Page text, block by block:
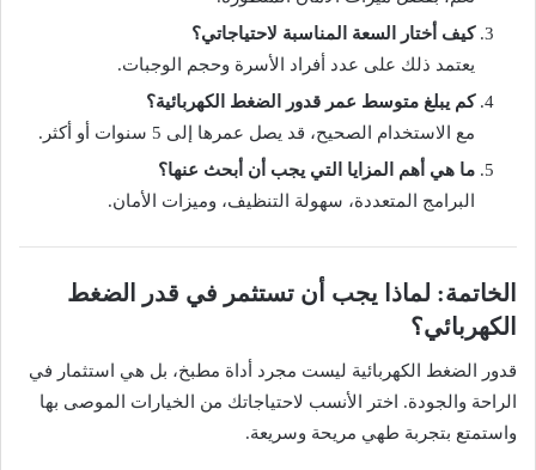
كيف أختار السعة المناسبة لاحتياجاتي؟
يعتمد ذلك على عدد أفراد الأسرة وحجم الوجبات.
كم يبلغ متوسط عمر قدور الضغط الكهربائية؟
مع الاستخدام الصحيح، قد يصل عمرها إلى 5 سنوات أو أكثر.
ما هي أهم المزايا التي يجب أن أبحث عنها؟
البرامج المتعددة، سهولة التنظيف، وميزات الأمان.
الخاتمة: لماذا يجب أن تستثمر في قدر الضغط
الكهربائي؟
قدور الضغط الكهربائية ليست مجرد أداة مطبخ، بل هي استثمار في
الراحة والجودة. اختر الأنسب لاحتياجاتك من الخيارات الموصى بها
واستمتع بتجربة طهي مريحة وسريعة.